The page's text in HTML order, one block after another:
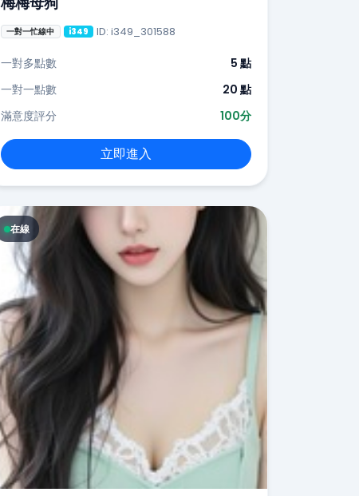
一對一忙線中 i349 ID: i349_301588
一對多點數
5 點
一對一點數
20 點
滿意度評分
100分
立即進入
在線